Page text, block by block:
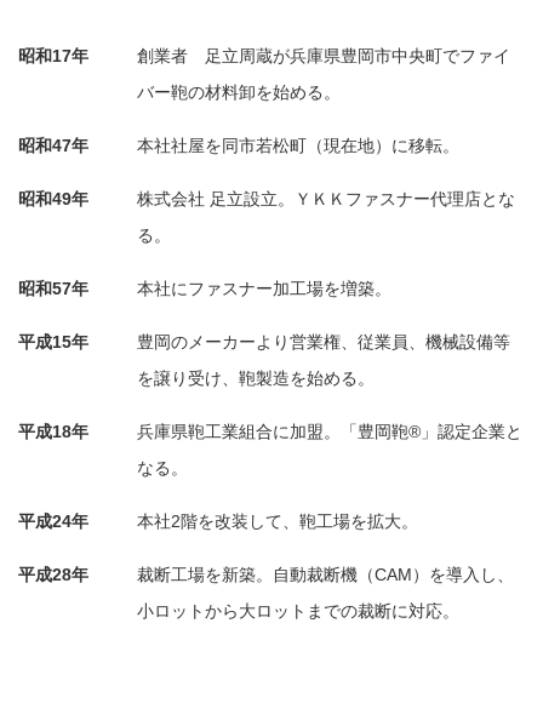
昭和17年
創業者 足立周蔵が兵庫県豊岡市中央町でファイ
バー鞄の材料卸を始める。
昭和47年 本社社屋を同市若松町（現在地）に移転。
昭和49年
株式会社 足立設立。ＹＫＫファスナー代理店とな
る。
昭和57年 本社にファスナー加工場を増築。
平成15年
豊岡のメーカーより営業権、従業員、機械設備等
を譲り受け、鞄製造を始める。
平成18年
兵庫県鞄工業組合に加盟。「豊岡鞄®」認定企業と
なる。
平成24年 本社2階を改装して、鞄工場を拡大。
平成28年
裁断工場を新築。自動裁断機（CAM）を導入し、
小ロットから大ロットまでの裁断に対応。